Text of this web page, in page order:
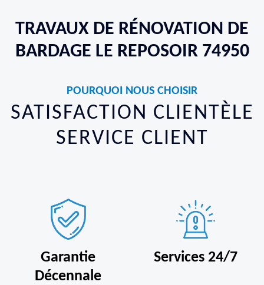
TRAVAUX DE RÉNOVATION DE
BARDAGE LE REPOSOIR 74950
POURQUOI NOUS CHOISIR
SATISFACTION CLIENTÈLE
SERVICE CLIENT
Garantie
Décennale
Services 24/7